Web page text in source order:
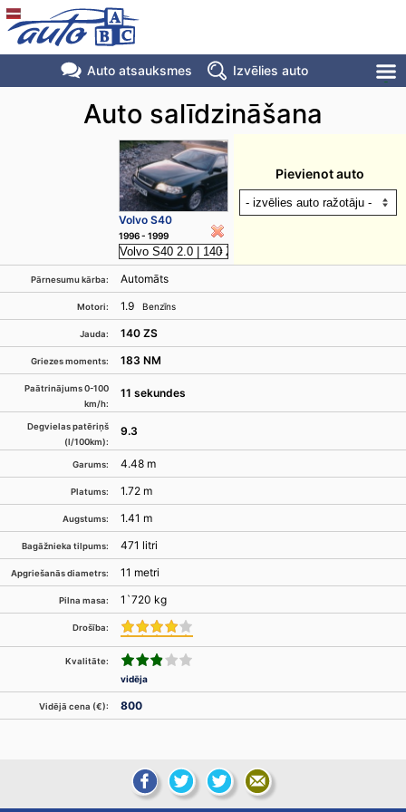
Auto atsauksmes Izvēlies auto
Auto salīdzināšana
Volvo S40
1996 - 1999
Pievienot auto
Pārnesumu kārba: Automāts
Motori: 1.9 Benzīns
Jauda: 140 ZS
Griezes moments: 183 NM
Paātrinājums 0-100
km/h:
11 sekundes
Degvielas patēriņš
(l/100km):
9.3
Garums: 4.48 m
Platums: 1.72 m
Augstums: 1.41 m
Bagāžnieka tilpums: 471 litri
Apgriešanās diametrs: 11 metri
Pilna masa: 1`720 kg
Drošība:
Kvalitāte:
vidēja
Vidējā cena (€): 800